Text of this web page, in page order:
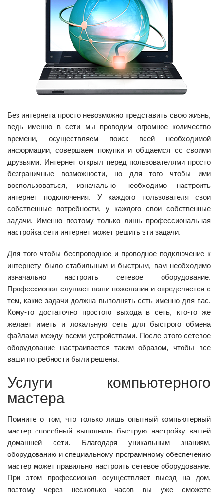
Без интернета просто невозможно представить свою жизнь,
ведь именно в сети мы проводим огромное количество
времени, осуществляем поиск всей необходимой
информации, совершаем покупки и общаемся со своими
друзьями. Интернет открыл перед пользователями просто
безграничные возможности, но для того чтобы ими
воспользоваться, изначально необходимо настроить
интернет подключения. У каждого пользователя свои
собственные потребности, у каждого свои собственные
задачи. Именно поэтому только лишь профессиональная
настройка сети интернет может решить эти задачи.
Для того чтобы беспроводное и проводное подключение к
интернету было стабильным и быстрым, вам необходимо
изначально настроить сетевое оборудование.
Профессионал слушает ваши пожелания и определяется с
тем, какие задачи должна выполнять сеть именно для вас.
Кому-то достаточно простого выхода в сеть, кто-то же
желает иметь и локальную сеть для быстрого обмена
файлами между всеми устройствами. После этого сетевое
оборудование настраивается таким образом, чтобы все
ваши потребности были решены.
Услуги компьютерного
мастера
Помните о том, что только лишь опытный компьютерный
мастер способный выполнить быструю настройку вашей
домашней сети. Благодаря уникальным знаниям,
оборудованию и специальному программному обеспечению
мастер может правильно настроить сетевое оборудование.
При этом профессионал осуществляет выезд на дом,
поэтому через несколько часов вы уже сможете